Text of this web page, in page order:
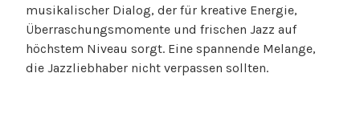
musikalischer Dialog, der für kreative Energie,
Überraschungsmomente und frischen Jazz auf
höchstem Niveau sorgt. Eine spannende Melange,
die Jazzliebhaber nicht verpassen sollten.